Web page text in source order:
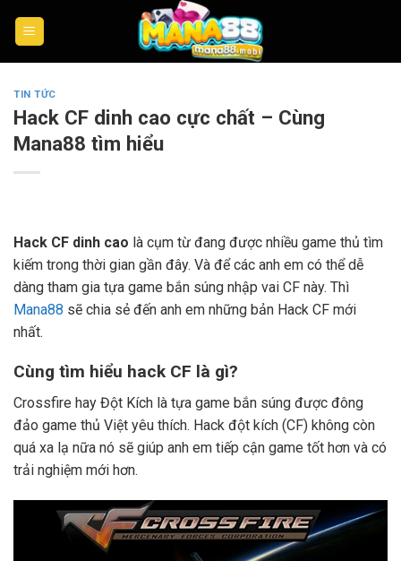
TIN TỨC
Hack CF dinh cao cực chất – Cùng
Mana88 tìm hiểu
Hack CF dinh cao là cụm từ đang được nhiều game thủ tìm
kiếm trong thời gian gần đây. Và để các anh em có thể dễ
dàng tham gia tựa game bắn súng nhập vai CF này. Thì
Mana88 sẽ chia sẻ đến anh em những bản Hack CF mới
nhất.
Cùng tìm hiểu hack CF là gì?
Crossfire hay Đột Kích là tựa game bắn súng được đông
đảo game thủ Việt yêu thích. Hack đột kích (CF) không còn
quá xa lạ nữa nó sẽ giúp anh em tiếp cận game tốt hơn và có
trải nghiệm mới hơn.